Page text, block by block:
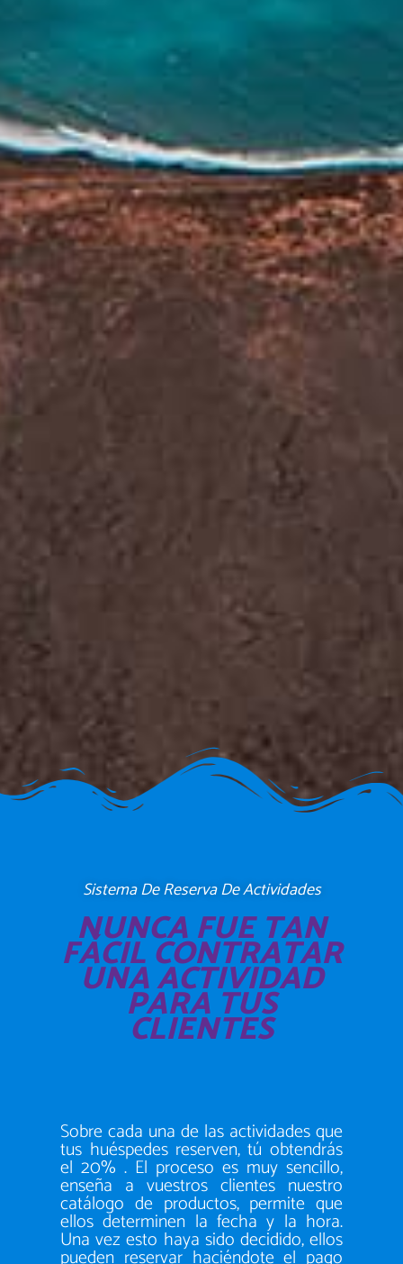
Sistema De Reserva De Actividades
NUNCA FUE TAN
FÁCIL CONTRATAR
UNA ACTIVIDAD
PARA TUS
CLIENTES
Sobre cada una de las actividades que
tus huéspedes reserven, tú obtendrás
el 20% . El proceso es muy sencillo,
enseña a vuestros clientes nuestro
catálogo de productos, permite que
ellos determinen la fecha y la hora.
Una vez esto haya sido decidido, ellos
pueden reservar haciéndote el pago